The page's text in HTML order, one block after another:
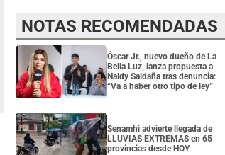
NOTAS RECOMENDADAS
Óscar Jr., nuevo dueño de La
Bella Luz, lanza propuesta a
Naldy Saldaña tras denuncia:
“Va a haber otro tipo de ley”
Senamhi advierte llegada de
LLUVIAS EXTREMAS en 65
provincias desde HOY